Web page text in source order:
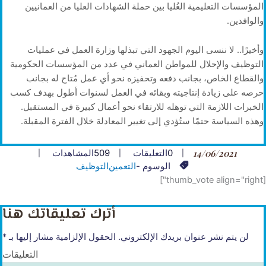
المؤسسات التعليمية العُليا بين حملة الشهادات العليا من العمانيين
والوافدين.
وأخيرًا.. لا ننسى اليوم الجهود التي تبذلها وزارة العمل في عمليات
التوظيف والإحلال للمواطن العماني في عدد من المؤسسات الحكومية
والقطاع الخاص، بجانب دفعه وتحفيزه نحو أي عمل مُتاح له بجانب
حرصه على زيادة إنتاجيته وبقائه في العمل لسنوات أطول بهدف كسب
الخبرات اللازمة التي توهله للارتقاء نحو أعمال كبيرة في المستقبل.
وهذه السياسة حتمًا ستُؤدي إلى تغيير المعادلة خلال الفترة المقبلة.
14/06/2021
0التعليقات 509المشاهدات
الوسوم -التعمينالتوظيف
[thumb_vote align="right"]
أترك تعليقاتك هنا
لن يتم نشر عنوان بريدك الإلكتروني. الحقول الإلزامية مشار إليها بـ*
التعليقات